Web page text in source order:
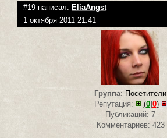
#19 написал: EliaAngst
1 октября 2011 21:41
Группа: Посетители
Репутация:
(0| 0)
Публикаций: 7
Комментариев: 423